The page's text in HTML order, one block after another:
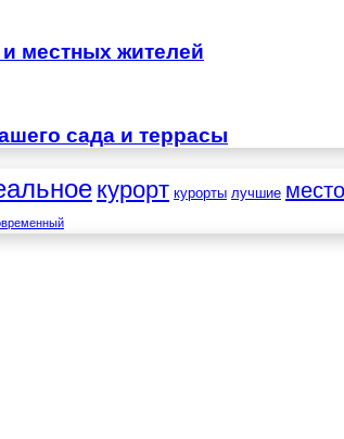
местных жителей
сада и террасы
курорт курорты лучшие место